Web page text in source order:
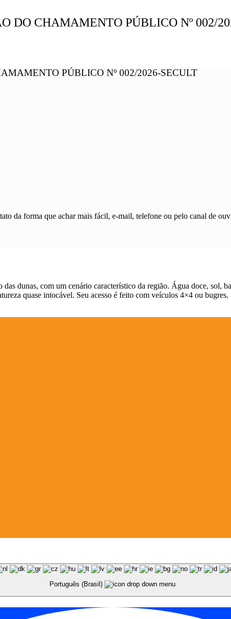
DO CHAMAMENTO PÚBLICO Nº 002/
PÚBLICO Nº 002/2026-SECULT
da forma que achar mais fácil, e-mail, telefone ou pelo canal de
dunas, com um cenário característico da região. Água doce, sol,
quase intocável. Seu acesso é feito com veículos 4×4 ou bugres.
Português (Brasil)